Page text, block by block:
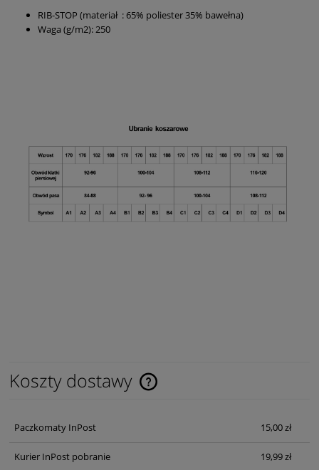
RIB-STOP (materiał : 65% poliester 35% bawełna)
Waga (g/m2): 250
Koszty dostawy
Cena nie zawiera ewentualnych kosztów płatności
Paczkomaty InPost 15,00 zł
Kurier InPost pobranie 19,99 zł